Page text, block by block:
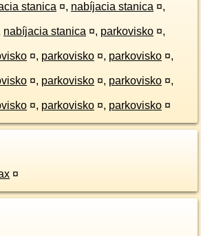
stanica ¤, nabíjacia stanica ¤,
nabíjacia stanica ¤, parkovisko ¤,
¤, parkovisko ¤, parkovisko ¤,
¤, parkovisko ¤, parkovisko ¤,
¤, parkovisko ¤, parkovisko ¤
¤